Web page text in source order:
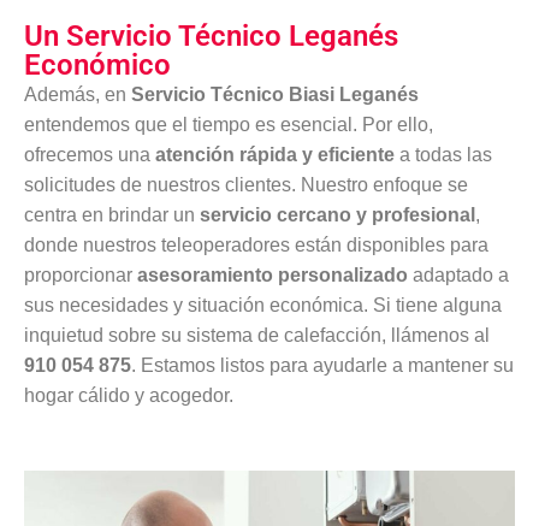
Un Servicio Técnico Leganés
Económico
Además, en Servicio Técnico Biasi Leganés
entendemos que el tiempo es esencial. Por ello,
ofrecemos una atención rápida y eficiente a todas las
solicitudes de nuestros clientes. Nuestro enfoque se
centra en brindar un servicio cercano y profesional ,
donde nuestros teleoperadores están disponibles para
proporcionar asesoramiento personalizado adaptado a
sus necesidades y situación económica. Si tiene alguna
inquietud sobre su sistema de calefacción, llámenos al
910 054 875. Estamos listos para ayudarle a mantener su
hogar cálido y acogedor.